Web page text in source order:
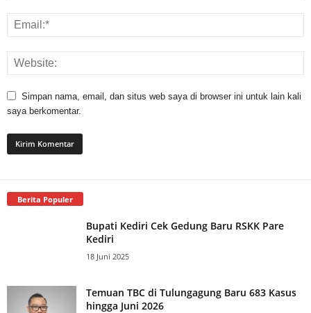
Simpan nama, email, dan situs web saya di browser ini untuk lain kali
saya berkomentar.
Berita Populer
Bupati Kediri Cek Gedung Baru RSKK Pare
Kediri
18 Juni 2025
Temuan TBC di Tulungagung Baru 683 Kasus
hingga Juni 2026